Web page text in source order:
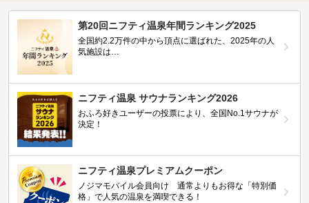
第20回ニフティ温泉年間ランキング2025
全国約2.2万件の中から頂点に選ばれた、2025年の人
気施設は…
ニフティ温泉 サウナランキング2026
おふろ好きユーザーの投票により、全国No.1サウナが
決定！
ニフティ温泉プレミアムクーポン
ノジマモバイル会員向け 通常よりもお得な「特別価
格」で人気の温泉を満喫できる！